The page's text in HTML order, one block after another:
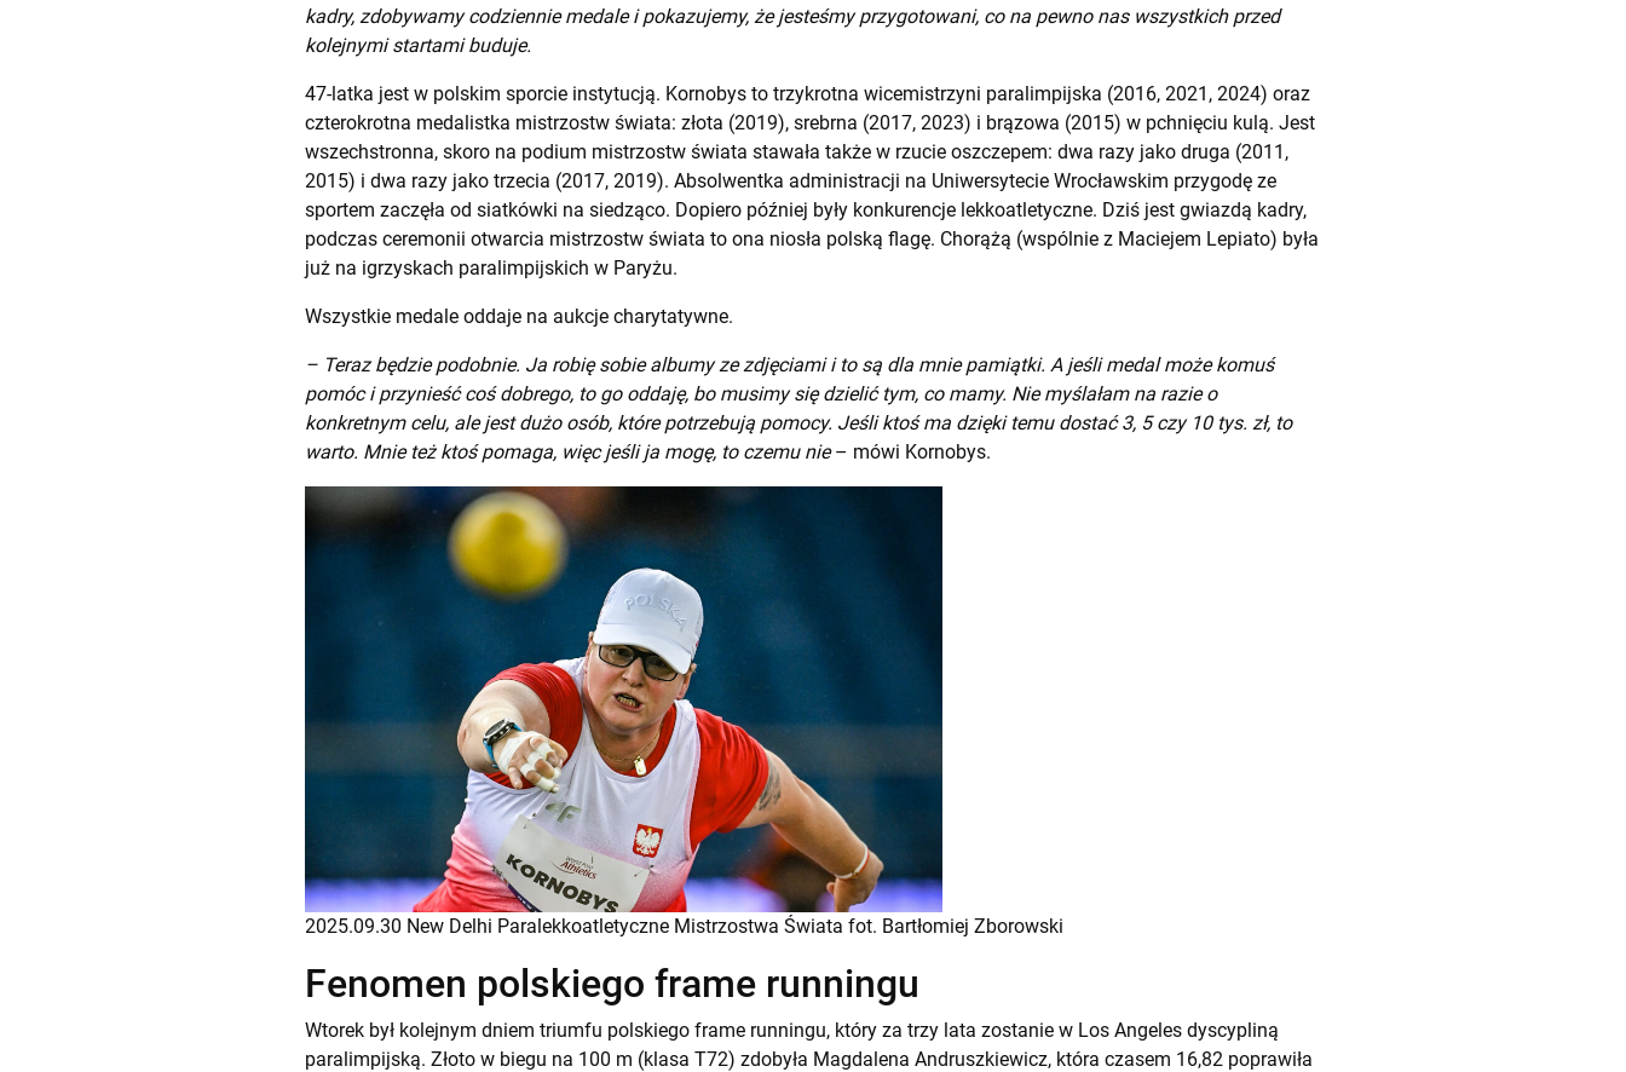
kadry, zdobywamy codziennie medale i pokazujemy, że jesteśmy przygotowani, co na pewno nas wszystkich przed
kolejnymi startami buduje.
47-latka jest w polskim sporcie instytucją. Kornobys to trzykrotna wicemistrzyni paralimpijska (2016, 2021, 2024) oraz
czterokrotna medalistka mistrzostw świata: złota (2019), srebrna (2017, 2023) i brązowa (2015) w pchnięciu kulą. Jest
wszechstronna, skoro na podium mistrzostw świata stawała także w rzucie oszczepem: dwa razy jako druga (2011,
2015) i dwa razy jako trzecia (2017, 2019). Absolwentka administracji na Uniwersytecie Wrocławskim przygodę ze
sportem zaczęła od siatkówki na siedząco. Dopiero później były konkurencje lekkoatletyczne. Dziś jest gwiazdą kadry,
podczas ceremonii otwarcia mistrzostw świata to ona niosła polską flagę. Chorążą (wspólnie z Maciejem Lepiato) była
już na igrzyskach paralimpijskich w Paryżu.
Wszystkie medale oddaje na aukcje charytatywne.
– Teraz będzie podobnie. Ja robię sobie albumy ze zdjęciami i to są dla mnie pamiątki. A jeśli medal może komuś
pomóc i przynieść coś dobrego, to go oddaję, bo musimy się dzielić tym, co mamy. Nie myślałam na razie o
konkretnym celu, ale jest dużo osób, które potrzebują pomocy. Jeśli ktoś ma dzięki temu dostać 3, 5 czy 10 tys. zł, to
warto. Mnie też ktoś pomaga, więc jeśli ja mogę, to czemu nie– mówi Kornobys.
2025.09.30 New Delhi Paralekkoatletyczne Mistrzostwa Świata fot. Bartłomiej Zborowski
Fenomen polskiego frame runningu
Wtorek był kolejnym dniem triumfu polskiego frame runningu, który za trzy lata zostanie w Los Angeles dyscypliną
paralimpijską. Złoto w biegu na 100 m (klasa T72) zdobyła Magdalena Andruszkiewicz, która czasem 16,82 poprawiła